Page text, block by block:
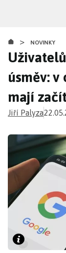
obsahu
> NOVINKY
úsměv:
mají
Jiří Palyza